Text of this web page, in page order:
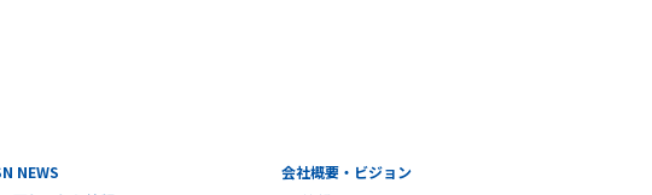
NEWS
会社概要・ビジョン